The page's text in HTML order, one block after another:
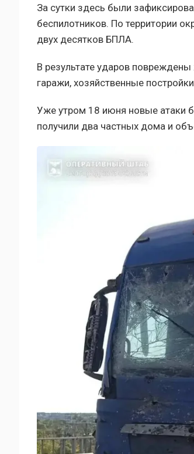
За сутки здесь были
беспилотников. По территории
двух десятков БПЛА.
В результате ударов
гаражи, хозяйственные
Уже утром 18 июня новые атаки
получили два частных дома и